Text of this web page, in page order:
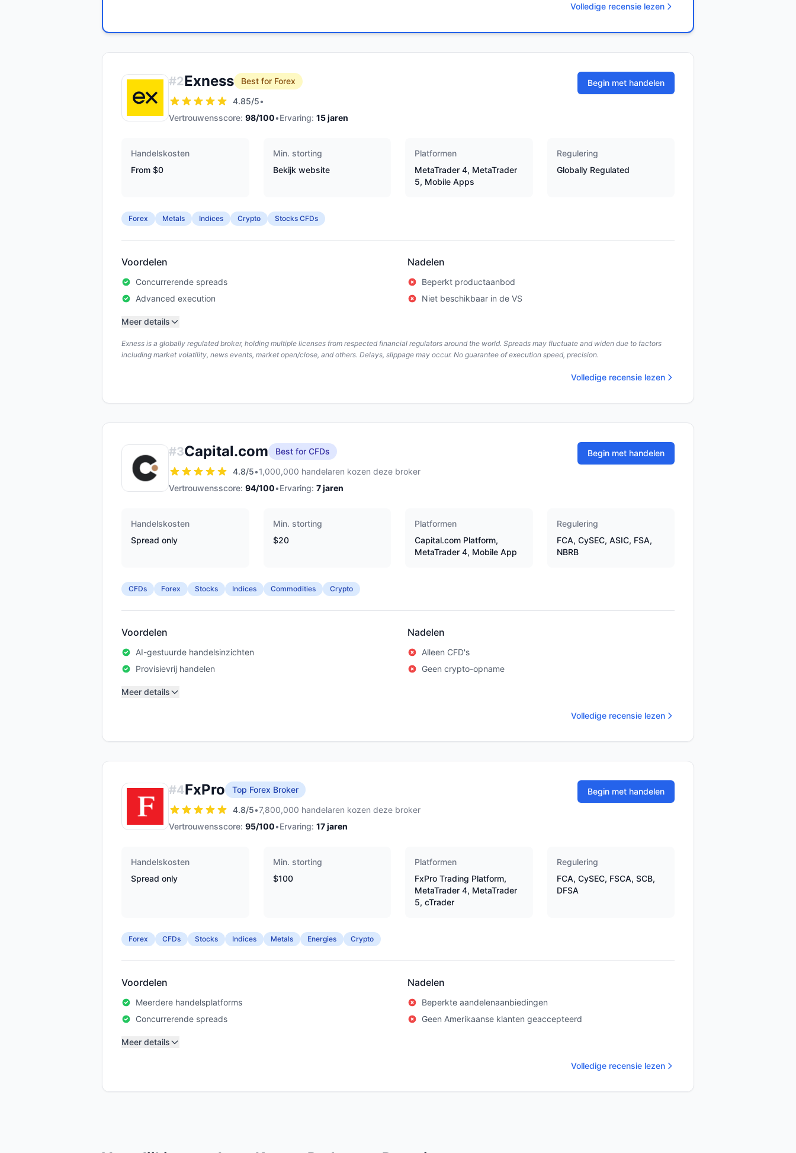
Volledige recensie lezen
#2Exness
Best for Forex
4.85/5•
Vertrouwensscore: 98/100•Ervaring: 15jaren
Begin met handelen
Handelskosten
From $0
Min. storting
Bekijk website
Platformen
MetaTrader 4, MetaTrader
5, Mobile Apps
Regulering
Globally Regulated
Forex Metals Indices Crypto Stocks CFDs
Voordelen
Concurrerende spreads
Advanced execution
Nadelen
Beperkt productaanbod
Niet beschikbaar in de VS
Meer details
Exness is a globally regulated broker, holding multiple licenses from respected financial regulators around the world. Spreads may fluctuate and widen due to factors
including market volatility, news events, market open/close, and others. Delays, slippage may occur. No guarantee of execution speed, precision.
Volledige recensie lezen
#3Capital.com
Best for CFDs
4.8/5•1,000,000 handelaren kozen deze broker
Vertrouwensscore: 94/100•Ervaring: 7jaren
Begin met handelen
Handelskosten
Spread only
Min. storting
$20
Platformen
Capital.com Platform,
MetaTrader 4, Mobile App
Regulering
FCA, CySEC, ASIC, FSA,
NBRB
CFDs Forex Stocks Indices Commodities Crypto
Voordelen
AI-gestuurde handelsinzichten
Provisievrij handelen
Nadelen
Alleen CFD's
Geen crypto-opname
Meer details
Volledige recensie lezen
#4FxPro
Top Forex Broker
4.8/5•7,800,000 handelaren kozen deze broker
Vertrouwensscore: 95/100•Ervaring: 17jaren
Begin met handelen
Handelskosten
Spread only
Min. storting
$100
Platformen
FxPro Trading Platform,
MetaTrader 4, MetaTrader
5, cTrader
Regulering
FCA, CySEC, FSCA, SCB,
DFSA
Forex CFDs Stocks Indices Metals Energies Crypto
Voordelen
Meerdere handelsplatforms
Concurrerende spreads
Nadelen
Beperkte aandelenaanbiedingen
Geen Amerikaanse klanten geaccepteerd
Meer details
Volledige recensie lezen